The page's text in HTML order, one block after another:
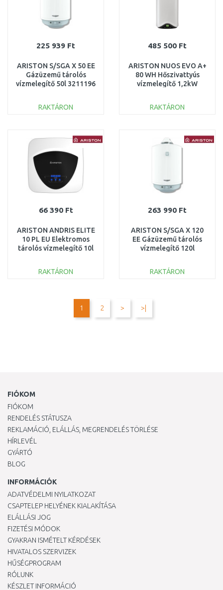
225 939 Ft
ARISTON S/SGA X 50 EE
Gázüzemű tárolós
vízmelegítő 50l 3211196
RAKTÁRON
Összehasonlítás
485 500 Ft
ARISTON NUOS EVO A+
80 WH Hőszivattyús
vízmelegítő 1,2kW
RAKTÁRON
Összehasonlítás
66 390 Ft
ARISTON ANDRIS ELITE
10 PL EU Elektromos
tárolós vízmelegítő 10l
RAKTÁRON
263 990 Ft
ARISTON S/SGA X 120
EE Gázüzemű tárolós
vízmelegítő 120l
RAKTÁRON
Összehasonlítás
1 2 > >|
FIÓKOM
FIÓKOM
RENDELÉS STÁTUSZA
REKLAMÁCIÓ, ELÁLLÁS, MEGRENDELÉS TÖRLÉSE
HÍRLEVÉL
GYÁRTÓ
BLOG
INFORMÁCIÓK
ADATVÉDELMI NYILATKOZAT
CSAPTELEP HELYÉNEK KIALAKÍTÁSA
ELÁLLÁSI JOG
FIZETÉSI MÓDOK
GYAKRAN ISMÉTELT KÉRDÉSEK
HIVATALOS SZERVIZEK
HŰSÉGPROGRAM
RÓLUNK
KÉSZLET INFORMÁCIÓ